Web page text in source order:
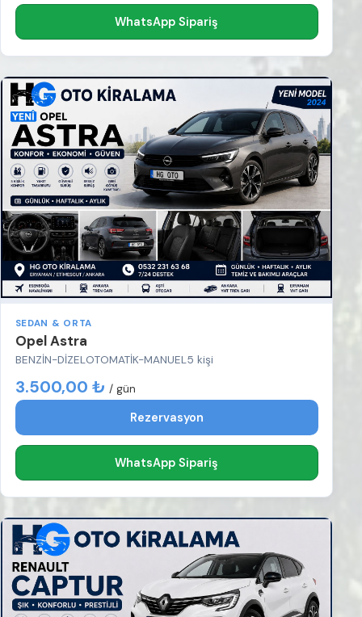
WhatsApp Sipariş
SEDAN & ORTA
Opel Astra
BENZİN-DİZELOTOMATİK-MANUEL5 kişi
3.500,00 ₺ / gün
Rezervasyon
WhatsApp Sipariş